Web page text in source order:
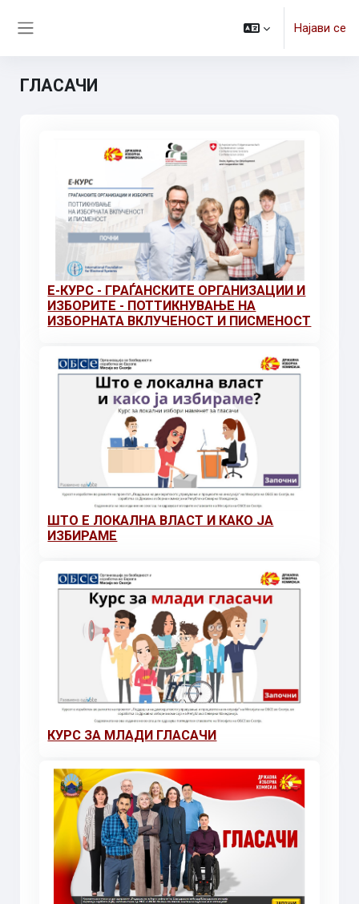
Најави се
ГЛАСАЧИ
Е-КУРС - ГРАЃАНСКИТЕ ОРГАНИЗАЦИИ И
ИЗБОРИТЕ - ПОТТИКНУВАЊЕ НА
ИЗБОРНАТА ВКЛУЧЕНОСТ И ПИСМЕНОСТ
ШТО Е ЛОКАЛНА ВЛАСТ И КАКО ЈА
ИЗБИРАМЕ
КУРС ЗА МЛАДИ ГЛАСАЧИ